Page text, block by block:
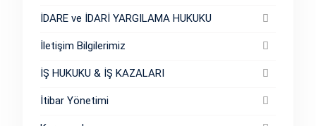
İDARE ve İDARİ YARGILAMA HUKUKU
İletişim Bilgilerimiz
İŞ HUKUKU & İŞ KAZALARI
İtibar Yönetimi